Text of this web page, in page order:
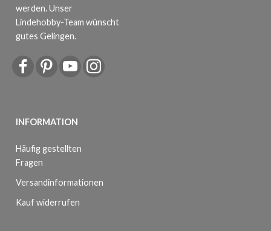
werden. Unser
Lindehobby-Team wünscht
gutes Gelingen.
INFORMATION
Häufig gestellten
Fragen
Versandinformationen
Kauf widerrufen